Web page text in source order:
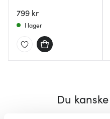
799 kr
I lager
Du